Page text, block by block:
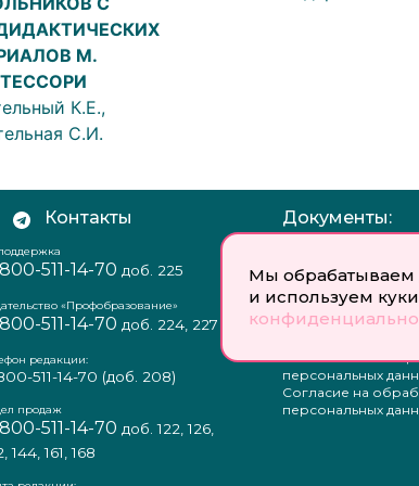
Мы обрабатываем
и используем
М.
К.Е.,
С.И.
Контакты
511-14-70 доб. 225
«Профобразование»
511-14-70 доб. 224, 227
редакции:
511-14-70 (доб. 208)
продаж
511-14-70 доб. 122, 126,
144, 161, 168
Документы:
персональных
Пользовательское
соглашение
Политика
Положение о
персональных
Согласие на
персональных